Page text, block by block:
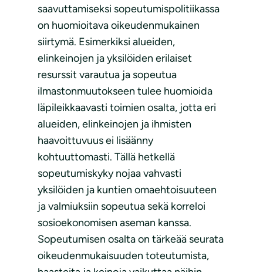
saavuttamiseksi sopeutumispolitiikassa
on huomioitava oikeudenmukainen
siirtymä. Esimerkiksi alueiden,
elinkeinojen ja yksilöiden erilaiset
resurssit varautua ja sopeutua
ilmastonmuutokseen tulee huomioida
läpileikkaavasti toimien osalta, jotta eri
alueiden, elinkeinojen ja ihmisten
haavoittuvuus ei lisäänny
kohtuuttomasti. Tällä hetkellä
sopeutumiskyky nojaa vahvasti
yksilöiden ja kuntien omaehtoisuuteen
ja valmiuksiin sopeutua sekä korreloi
sosioekonomisen aseman kanssa.
Sopeutumisen osalta on tärkeää seurata
oikeudenmukaisuuden toteutumista,